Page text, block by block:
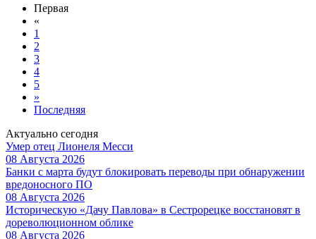
Первая
«
1
2
3
4
5
»
Последняя
Актуально сегодня
Умер отец Лионеля Месси
08 Августа 2026
Банки с марта будут блокировать переводы при обнаружении
вредоносного ПО
08 Августа 2026
Историческую «Дачу Павлова» в Сестрорецке восстановят в
дореволюционном облике
08 Августа 2026